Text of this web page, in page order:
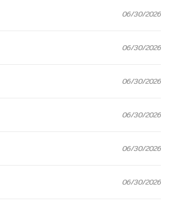
06/30/2026
06/30/2026
06/30/2026
06/30/2026
06/30/2026
06/30/2026